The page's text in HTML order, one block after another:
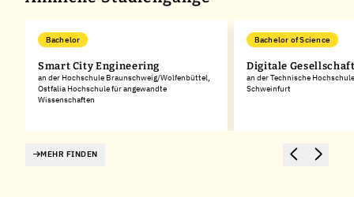
Bachelor
Smart City Engineering
an der Hochschule Braunschweig/Wolfenbüttel,
Ostfalia Hochschule für angewandte
Wissenschaften
Bachelor of Science
Digitale
an der Technische
Schweinfurt
MEHR FINDEN